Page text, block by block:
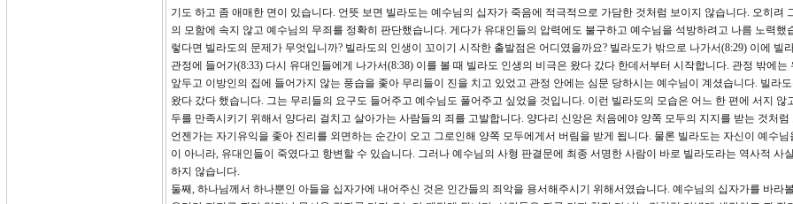
기도 하고 좀 애매한 면이 있습니다. 언뜻 보면 빌라도는 예수님의 십자가 죽음에 적극적으로 가담한 것처럼 보이지 않습니다. 오히려
의 모함에 속지 않고 예수님의 무죄를 정확히 판단했습니다. 게다가 유대인들의 압력에도 불구하고 예수님을 석방하려고 나름 노력했
렇다면 빌라도의 문제가 무엇입니까? 빌라도의 인생이 꼬이기 시작한 출발점은 어디였을까요? 빌라도가 밖으로 나가서(8:29) 이에 빌
관정에 들어가(8:33) 다시 유대인들에게 나가서(8:38) 이를 볼 때 빌라도 인생의 비극은 왔다 갔다 한데서부터 시작합니다. 관정 밖에는
앞두고 이방인의 집에 들어가지 않는 풍습을 좇아 무리들이 진을 치고 있었고 관정 안에는 심문 당하시는 예수님이 계셨습니다. 빌라
왔다 갔다 했습니다. 그는 무리들의 요구도 들어주고 예수님도 풀어주고 싶었을 것입니다. 이런 빌라도의 모습은 어느 한 편에 서지 않
두를 만족시키기 위해서 양다리 걸치고 살아가는 사람들의 죄를 고발합니다. 양다리 신앙은 처음에야 양쪽 모두의 지지를 받는 것처럼
언젠가는 자기유익을 좇아 진리를 외면하는 순간이 오고 그로인해 양쪽 모두에게서 버림을 받게 됩니다. 물론 빌라도는 자신이 예수님
이 아니라, 유대인들이 죽였다고 항변할 수 있습니다. 그러나 예수님의 사형 판결문에 최종 서명한 사람이 바로 빌라도라는 역사적 사
하지 않습니다.
둘째, 하나님께서 하나뿐인 아들을 십자가에 내어주신 것은 인간들의 죄악을 용서해주시기 위해서였습니다. 예수님의 십자가를 바라